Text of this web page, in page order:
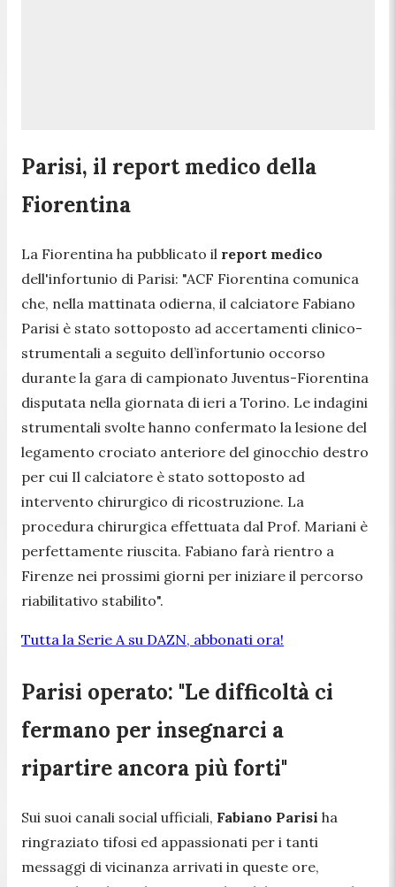
Parisi, il report medico della
Fiorentina
La Fiorentina ha pubblicato il report medico
dell'infortunio di Parisi: "ACF Fiorentina comunica
che, nella mattinata odierna, il calciatore Fabiano
Parisi è stato sottoposto ad accertamenti clinico-
strumentali a seguito dell’infortunio occorso
durante la gara di campionato Juventus-Fiorentina
disputata nella giornata di ieri a Torino. Le indagini
strumentali svolte hanno confermato la lesione del
legamento crociato anteriore del ginocchio destro
per cui Il calciatore è stato sottoposto ad
intervento chirurgico di ricostruzione. La
procedura chirurgica effettuata dal Prof. Mariani è
perfettamente riuscita. Fabiano farà rientro a
Firenze nei prossimi giorni per iniziare il percorso
riabilitativo stabilito".
Tutta la Serie A su DAZN, abbonati ora!
Parisi operato: "Le difficoltà ci
fermano per insegnarci a
ripartire ancora più forti"
Sui suoi canali social ufficiali, Fabiano Parisi ha
ringraziato tifosi ed appassionati per i tanti
messaggi di vicinanza arrivati in queste ore,